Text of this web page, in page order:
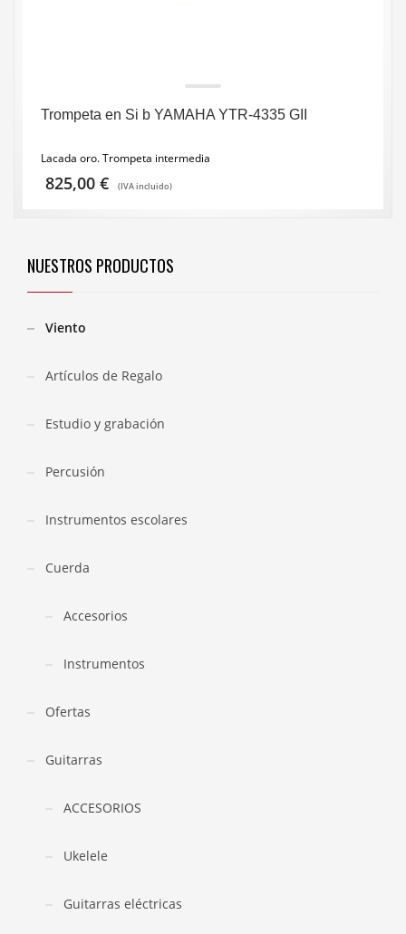
Trompeta en Si b YAMAHA YTR-4335 GII
Lacada oro. Trompeta intermedia
825,00 € (IVA incluido)
NUESTROS PRODUCTOS
Viento
Artículos de Regalo
Estudio y grabación
Percusión
Instrumentos escolares
Cuerda
Accesorios
Instrumentos
Ofertas
Guitarras
ACCESORIOS
Ukelele
Guitarras eléctricas